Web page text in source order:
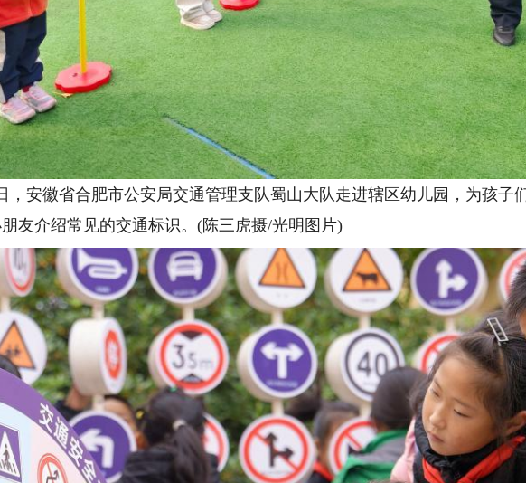
安徽省合肥市公安局交通管理支队蜀山大队走进辖区幼儿园，为孩子
友介绍常见的交通标识。(陈三虎摄/光明图片)